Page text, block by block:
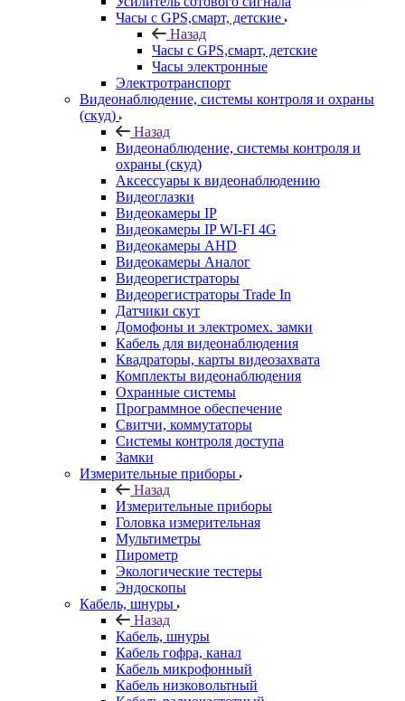
Часы с GPS,смарт, детские
Назад
Часы с GPS,смарт, детские
Часы электронные
Электротранспорт
Видеонаблюдение, системы контроля и охраны
(скуд)
Назад
Видеонаблюдение, системы контроля и
охраны (скуд)
Аксессуары к видеонаблюдению
Видеоглазки
Видеокамеры IP
Видеокамеры IP WI-FI 4G
Видеокамеры AHD
Видеокамеры Аналог
Видеорегистраторы
Видеорегистраторы Trade In
Датчики скут
Домофоны и электромех. замки
Кабель для видеонаблюдения
Квадраторы, карты видеозахвата
Комплекты видеонаблюдения
Охранные системы
Программное обеспечение
Свитчи, коммутаторы
Системы контроля доступа
Замки
Измерительные приборы
Назад
Измерительные приборы
Головка измерительная
Мультиметры
Пирометр
Экологические тестеры
Эндоскопы
Кабель, шнуры
Назад
Кабель, шнуры
Кабель гофра, канал
Кабель микрофонный
Кабель низковольтный